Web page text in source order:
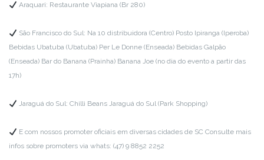
Araquari: Restaurante Viapiana (Br 280)
São Francisco do Sul: Na 10 distribuidora (Centro)Posto Ipiranga (Iperoba)
Bebidas Ubatuba (Ubatuba) Per Le Donne (Enseada) Bebidas Galpão
(Enseada) Bar do Banana (Prainha) Banana Joe (no dia do evento a partir das
17h)
Jaraguá do Sul: Chilli Beans Jaraguá do Sul (Park Shopping)
E com nossos promoter oficiais em diversas cidades de SC Consulte mais
infos sobre promoters via whats: (47) 9 8852 2252